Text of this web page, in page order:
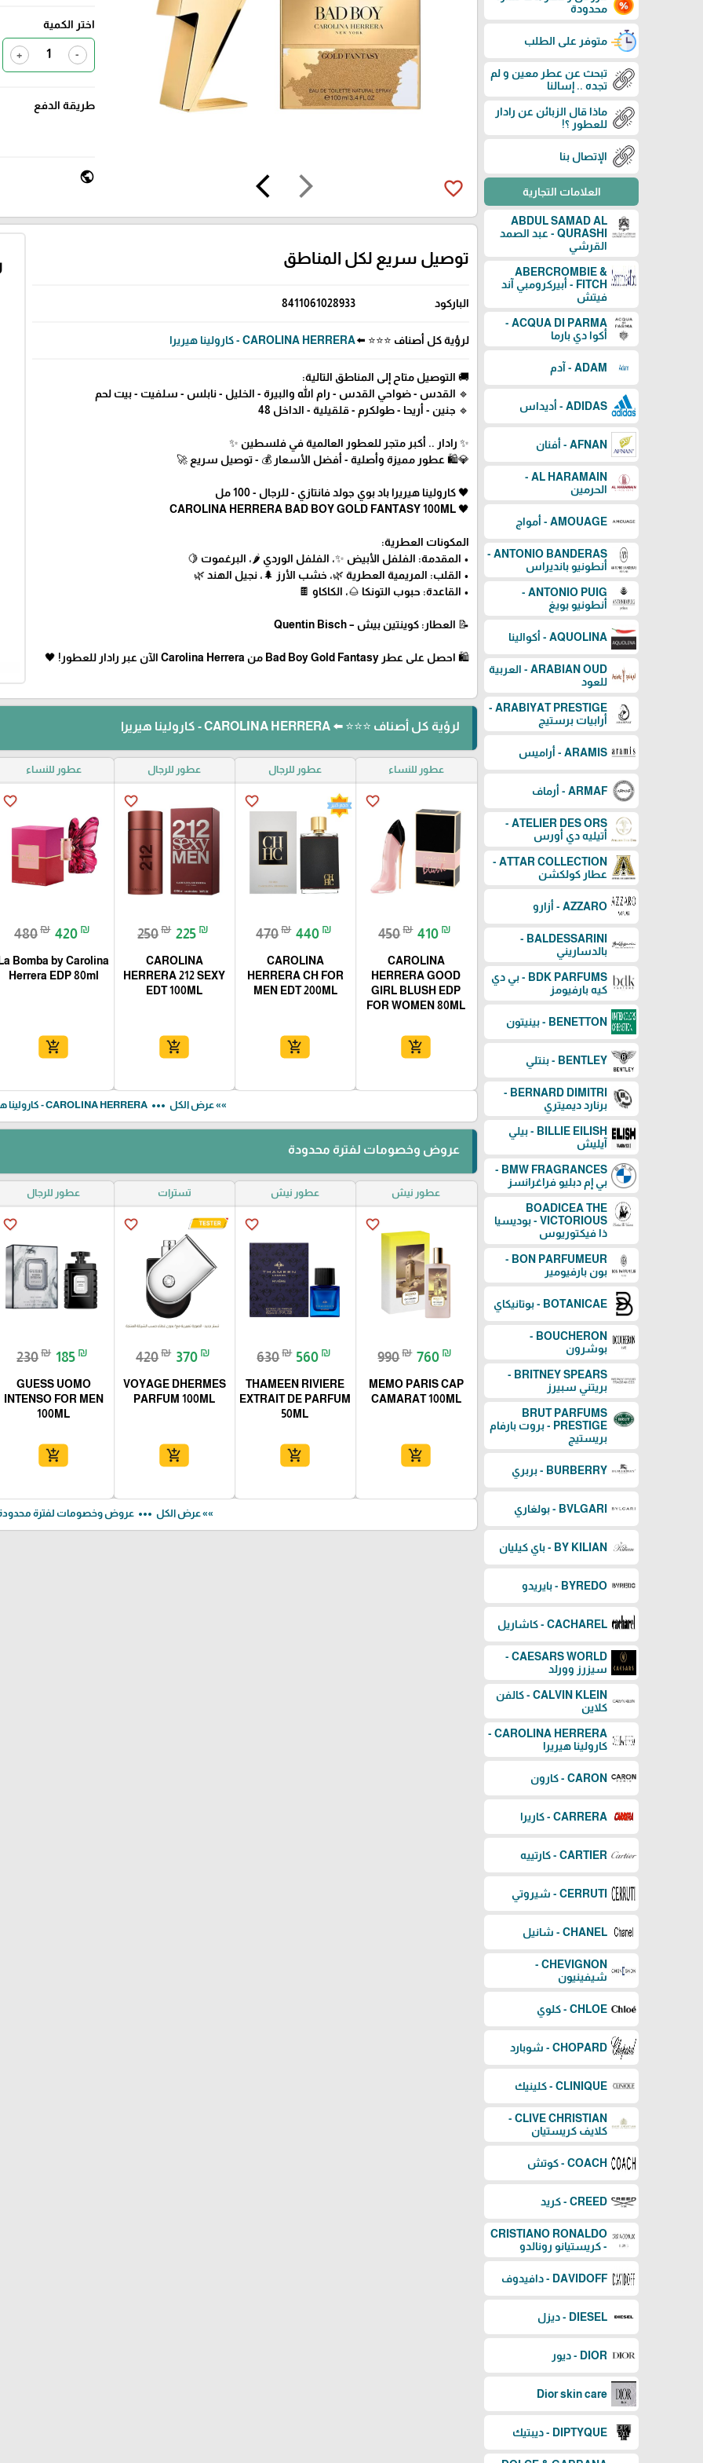
محدودة
متوفر على الطلب
تبحث عن عطر معين و لم
تجده .. إسالنا
ماذا قال الزبائن عن رادار
للعطور ؟!
الإتصال بنا
العلامات التجارية
ABDUL SAMAD AL
QURASHI - عبد الصمد
القرشي
ABERCROMBIE &
FITCH - أبيركرومبي آند
فيتش
ACQUA DI PARMA -
أكوا دي بارما
ADAM - آدم
ADIDAS - أديداس
AFNAN - أفنان
AL HARAMAIN -
الحرمين
AMOUAGE - أمواج
ANTONIO BANDERAS -
أنطونيو بانديراس
ANTONIO PUIG -
أنطونيو بويغ
AQUOLINA - أكوالينا
ARABIAN OUD - العربية
للعود
ARABIYAT PRESTIGE -
أرابيات برستيج
ARAMIS - أراميس
ARMAF - أرماف
ATELIER DES ORS -
أتيليه دي أورس
ATTAR COLLECTION -
عطار كولكشن
AZZARO - أزارو
BALDESSARINI -
بالدساريني
BDK PARFUMS - بي دي
كيه بارفيومز
BENETTON - بينيتون
BENTLEY - بنتلي
BERNARD DIMITRI -
برنارد ديميتري
BILLIE EILISH - بيلي
آيليش
BMW FRAGRANCES -
بي إم دبليو فراغرانسز
BOADICEA THE
VICTORIOUS - بوديسيا
ذا فيكتوريوس
BON PARFUMEUR -
بون بارفيومير
BOTANICAE - بوتانيكاي
BOUCHERON -
بوشرون
BRITNEY SPEARS -
بريتني سبيرز
BRUT PARFUMS
PRESTIGE - بروت بارفام
بريستيج
BURBERRY - بربري
BVLGARI - بولغاري
BY KILIAN - باي كيليان
BYREDO - بايريدو
CACHAREL - كاشاريل
CAESARS WORLD -
سيزرز وورلد
CALVIN KLEIN - كالفن
كلاين
CAROLINA HERRERA -
كارولينا هيريرا
CARON - كارون
CARRERA - كاريرا
CARTIER - كارتييه
CERRUTI - شيروتي
CHANEL - شانيل
CHEVIGNON -
شيفينيون
CHLOE - كلوي
CHOPARD - شوبارد
CLINIQUE - كلينيك
CLIVE CHRISTIAN -
كلايف كريستيان
COACH - كوتش
CREED - كريد
CRISTIANO RONALDO
- كريستيانو رونالدو
DAVIDOFF - دافيدوف
DIESEL - ديزل
DIOR - ديور
Dior skin care
DIPTYQUE - ديبتيك
arrow_forward_ios
arrow_back_ios favorite_border
اختر الكمية
-
+
طريقة الدفع
public
توصيل سريع لكل المناطق
الباركود 8411061028933
لرؤية كل أصناف ⭐⭐⭐ ⬅️CAROLINA HERRERA - كارولينا هيريرا
🚚 التوصيل متاح إلى المناطق التالية:
🔹 القدس - ضواحي القدس - رام الله والبيرة - الخليل - نابلس - سلفيت - بيت لحم
🔹 جنين - أريحا - طولكرم - قلقيلية - الداخل 48
✨ رادار .. أكبر متجر للعطور العالمية في فلسطين ✨
💎🛍️ عطور مميزة وأصلية - أفضل الأسعار 💰 - توصيل سريع 🚀
🖤 كارولينا هيريرا باد بوي جولد فانتازي - للرجال - 100 مل
🖤 CAROLINA HERRERA BAD BOY GOLD FANTASY 100ML
المكونات العطرية:
• المقدمة: الفلفل الأبيض ✨، الفلفل الوردي 🌶️، البرغموت 🍋
• القلب: المريمية العطرية 🌿، خشب الأرز 🌲، نجيل الهند 🌿
• القاعدة: حبوب التونكا 🌰، الكاكاو 🍫
📝 العطار: كوينتين بيش – Quentin Bisch
🛍 احصل على عطر Bad Boy Gold Fantasy من Carolina Herrera الآن عبر رادار للعطور! 🖤
لرؤية كل أصناف ⭐⭐⭐ ⬅️ CAROLINA HERRERA - كارولينا هيريرا
عطور للنساء
favorite_border
450₪ 410 ₪
CAROLINA
HERRERA GOOD
GIRL BLUSH EDP
FOR WOMEN 80ML
add_shopping_cart
عطور للرجال
favorite_border
470₪ 440 ₪
CAROLINA
HERRERA CH FOR
MEN EDT 200ML
add_shopping_cart
عطور للرجال
favorite_border
250₪ 225 ₪
CAROLINA
HERRERA 212 SEXY
EDT 100ML
add_shopping_cart
عطور للنساء
favorite_border
480₪ 420 ₪
La Bomba by Carolina
Herrera EDP 80ml
add_shopping_cart
»» عرض الكل more_horiz
عروض وخصومات لفترة محدودة
عطور نيش
favorite_border
990₪ 760 ₪
MEMO PARIS CAP
CAMARAT 100ML
add_shopping_cart
عطور نيش
favorite_border
630₪ 560 ₪
THAMEEN RIVIERE
EXTRAIT DE PARFUM
50ML
add_shopping_cart
تسترات
favorite_border
420₪ 370 ₪
VOYAGE DHERMES
PARFUM 100ML
add_shopping_cart
عطور للرجال
favorite_border
230₪ 185 ₪
GUESS UOMO
INTENSO FOR MEN
100ML
add_shopping_cart
»» عرض الكل more_horiz عروض وخصومات لفترة